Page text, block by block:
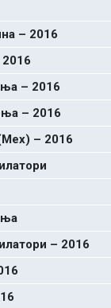
– 2016
– 2016
– 2016
– 2016
– 2016